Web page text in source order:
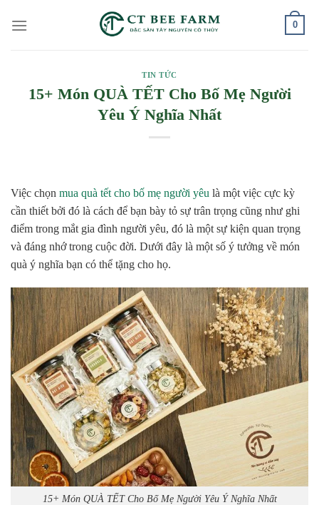
0
TIN TỨC
15+ Món QUÀ TẾT Cho Bố Mẹ Người
Yêu Ý Nghĩa Nhất
Việc chọn mua quà tết cho bố mẹ người yêu là một việc cực kỳ
cần thiết bởi đó là cách để bạn bày tỏ sự trân trọng cũng như ghi
điểm trong mắt gia đình người yêu, đó là một sự kiện quan trọng
và đáng nhớ trong cuộc đời. Dưới đây là một số ý tưởng về món
quà ý nghĩa bạn có thể tặng cho họ.
15+ Món QUÀ TẾT Cho Bố Mẹ Người Yêu Ý Nghĩa Nhất